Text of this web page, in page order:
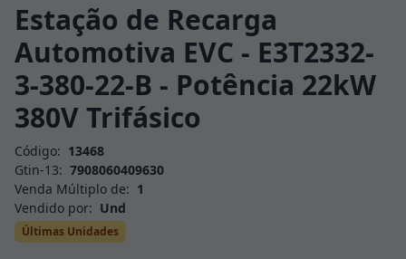
Estação de Recarga
Automotiva EVC - E3T2332-
3-380-22-B - Potência 22kW
380V Trifásico
Código: 13468
Gtin-13: 7908060409630
Venda Múltiplo de: 1
Vendido por: Und
Últimas Unidades